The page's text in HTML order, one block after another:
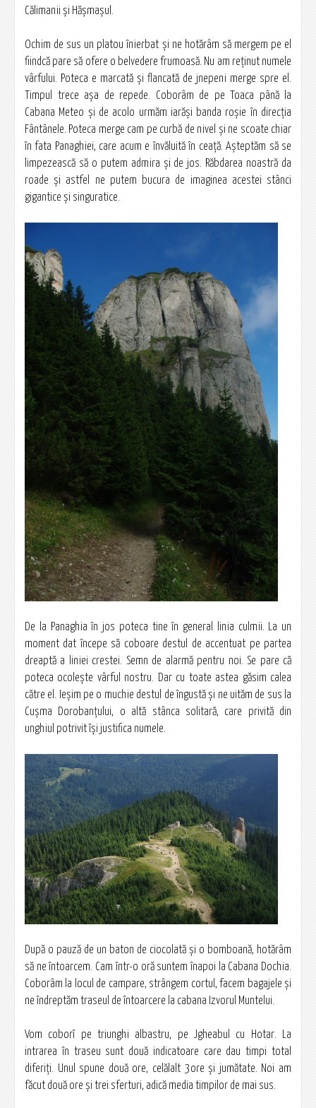
Călimanii şi Hășmașul.
Ochim de sus un platou înierbat şi ne hotărâm să mergem pe el
fiindcă pare să ofere o belvedere frumoasă. Nu am reţinut numele
vârfului. Poteca e marcată şi flancată de jnepeni merge spre el.
Timpul trece aşa de repede. Coborâm de pe Toaca până la
Cabana Meteo şi de acolo urmăm iarăşi banda roşie în direcţia
Fântânele. Poteca merge cam pe curbă de nivel şi ne scoate chiar
în fata Panaghiei, care acum e învăluită în ceaţă. Aşteptăm să se
limpezească să o putem admira şi de jos. Răbdarea noastră da
roade şi astfel ne putem bucura de imaginea acestei stânci
gigantice şi singuratice.
De la Panaghia în jos poteca tine în general linia culmii. La un
moment dat începe să coboare destul de accentuat pe partea
dreaptă a liniei crestei. Semn de alarmă pentru noi. Se pare că
poteca ocoleşte vârful nostru. Dar cu toate astea găsim calea
către el. Ieşim pe o muchie destul de îngustă şi ne uităm de sus la
Cuşma Dorobanţului, o altă stânca solitară, care privită din
unghiul potrivit îşi justifica numele.
După o pauză de un baton de ciocolată şi o bomboană, hotărâm
să ne întoarcem. Cam într-o oră suntem înapoi la Cabana Dochia.
Coborâm la locul de campare, strângem cortul, facem bagajele şi
ne îndreptăm traseul de întoarcere la cabana Izvorul Muntelui.
Vom coborî pe triunghi albastru, pe Jgheabul cu Hotar. La
intrarea în traseu sunt două indicatoare care dau timpi total
diferiţi. Unul spune două ore, celălalt 3ore şi jumătate. Noi am
făcut două ore şi trei sferturi, adică media timpilor de mai sus.